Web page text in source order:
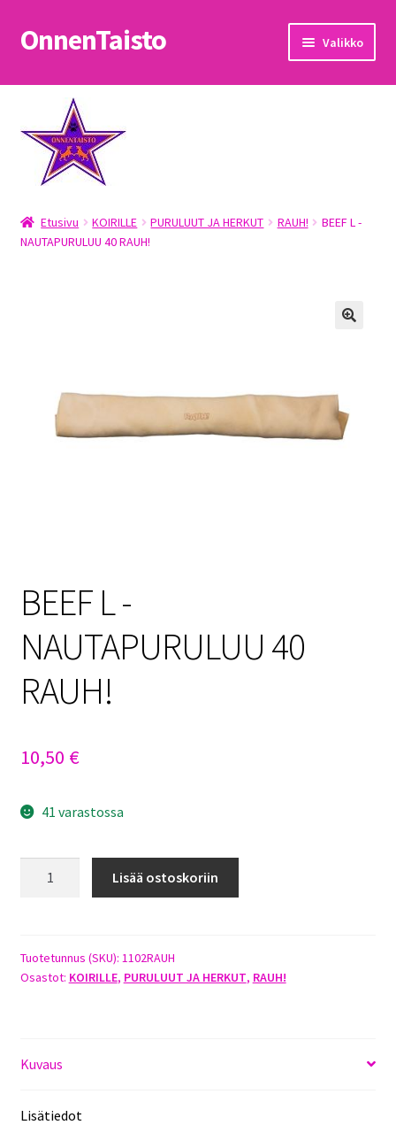
Siirry
navigointiin
Siirry
sisältöön
OnnenTaisto Valikko
Etusivu
Kassa
Oma tili
OnnenTaisto
Etusivu KOIRILLE PURULUUT JA HERKUT RAUH!
BEEF L -
NAUTAPURULUU 40 RAUH!
BEEF L -
NAUTAPURULUU 40
RAUH!
10,50 €
41 varastossa
40
RAUH!
Lisää ostoskoriin
Tuotetunnus (SKU): 1102RAUH
Osastot: KOIRILLE, PURULUUT JA HERKUT, RAUH!
Kuvaus
Lisätiedot